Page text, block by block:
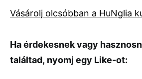
Vásárolj olcsóbban a HuNglia
Ha érdekesnek vagy
találtad, nyomj egy Like-ot: